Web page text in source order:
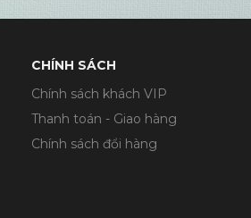
CHÍNH SÁCH
Chính sách khách VIP
Thanh toán - Giao hàng
Chính sách đổi hàng